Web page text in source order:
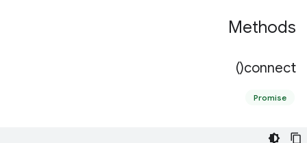
Methods
connect(
)
Promise